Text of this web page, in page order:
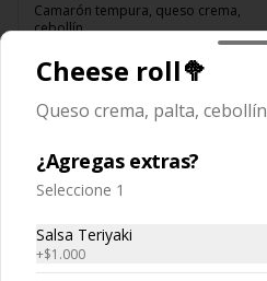
Camarón tempura, queso crema,
cebollín
$5.040$7.200
Tempura sake
cebollin
Cheese roll🥦
Queso crema, palta, cebollín
¿Agregas extras?
Seleccione 1
Salsa Teriyaki
+$1.000